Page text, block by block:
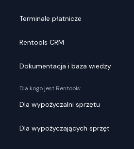
Terminale płatnicze
Rentools CRM
Dokumentacja i baza wiedzy
Dla kogo jest Rentools:
Dla wypożyczalni sprzętu
Dla wypożyczających sprzęt